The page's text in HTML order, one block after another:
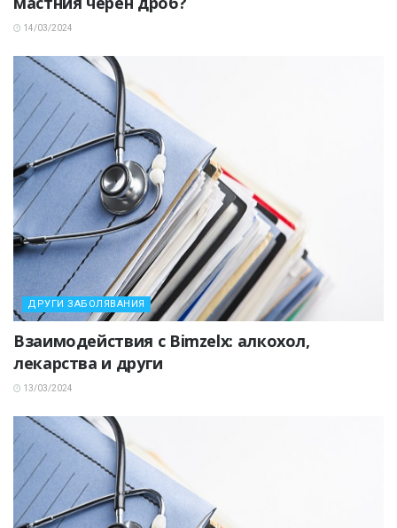
14/03/2024
ДРУГИ ЗАБОЛЯВАНИЯ
Взаимодействия с Bimzelx: алкохол,
лекарства и други
13/03/2024